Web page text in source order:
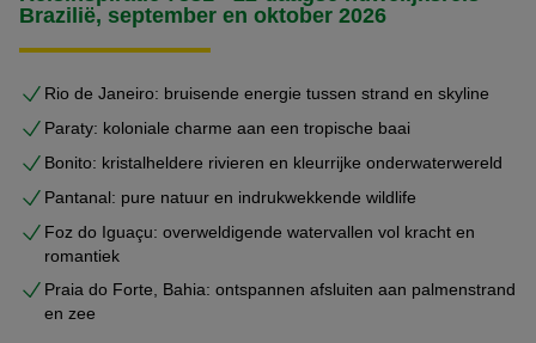
Brazilië, september en oktober 2026
Rio de Janeiro: bruisende energie tussen strand en skyline
Paraty: koloniale charme aan een tropische baai
Bonito: kristalheldere rivieren en kleurrijke onderwaterwereld
Pantanal: pure natuur en indrukwekkende wildlife
Foz do Iguaçu: overweldigende watervallen vol kracht en
romantiek
Praia do Forte, Bahia: ontspannen afsluiten aan palmenstrand
en zee